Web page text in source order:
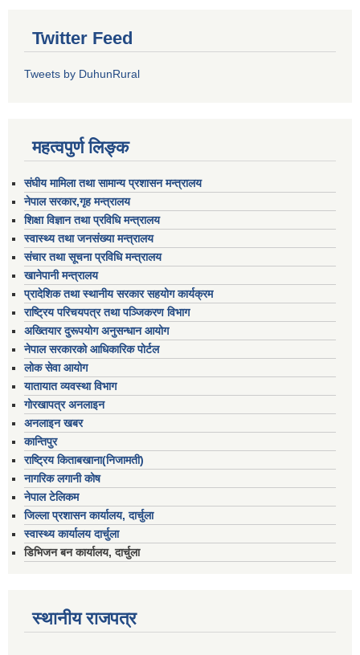
Twitter Feed
Tweets by DuhunRural
महत्वपुर्ण लिङ्क
संघीय मामिला तथा सामान्य प्रशासन मन्त्रालय
नेपाल सरकार,गृह मन्त्रालय
शिक्षा विज्ञान तथा प्रविधि मन्त्रालय
स्वास्थ्य तथा जनसंख्या मन्त्रालय
संचार तथा सूचना प्रविधि मन्त्रालय
खानेपानी मन्त्रालय
प्रादेशिक तथा स्थानीय सरकार सहयोग कार्यक्रम
राष्ट्रिय परिचयपत्र तथा पञ्जिकरण विभाग
अख्तियार दुरूपयोग अनुसन्धान आयोग
नेपाल सरकारको आधिकारिक पोर्टल
लोक सेवा आयोग
यातायात व्यवस्था विभाग
गोरखापत्र अनलाइन
अनलाइन खबर
कान्तिपुर
राष्ट्रिय किताबखाना(निजामती)
नागरिक लगानी कोष
नेपाल टेलिकम
जिल्ला प्रशासन कार्यालय, दार्चुला
स्वास्थ्य कार्यालय दार्चुला
डिभिजन बन कार्यालय, दार्चुला
स्थानीय राजपत्र